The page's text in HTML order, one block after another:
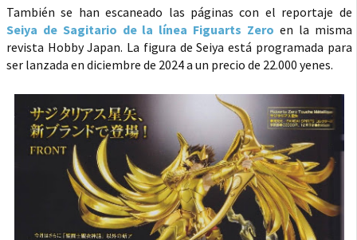
También se han escaneado las páginas con el reportaje de
Seiya de Sagitario de la línea Figuarts Zero en la misma
revista Hobby Japan. La figura de Seiya está programada para
ser lanzada en diciembre de 2024 a un precio de 22.000 yenes.